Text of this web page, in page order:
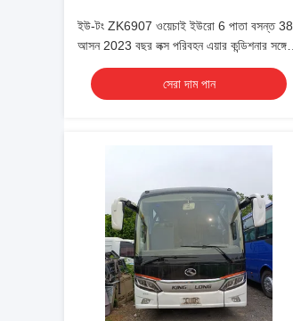
ইউ-টং ZK6907 ওয়েচাই ইউরো 6 পাতা বসন্ত 38
আসন 2023 বছর লক্স পরিবহন এয়ার কন্ডিশনার সঙ্গে
Shuttle বা দীর্ঘ দূরত্বের জন্য
সেরা দাম পান